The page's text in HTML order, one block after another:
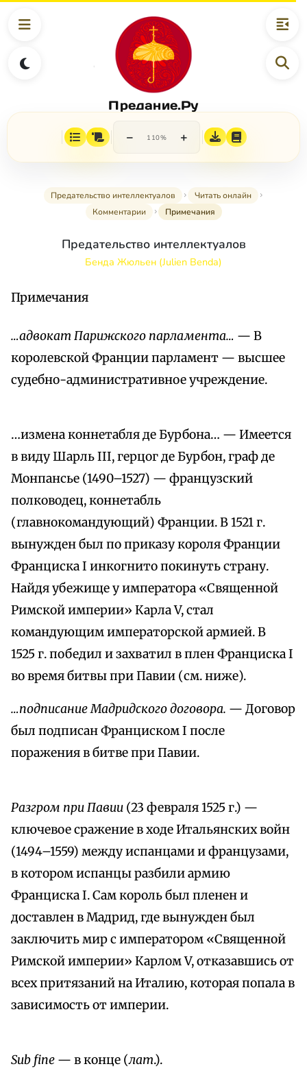
Предание.Ру
− 110% +
Предательство интеллектуалов
Читать онлайн
Комментарии
Примечания
Предательство интеллектуалов
Бенда Жюльен (Julien Benda)
Примечания
…адвокат Парижского парламента… — В
королевской Франции парламент — высшее
судебно-административное учреждение.
…измена коннетабля де Бурбона… — Имеется
в виду Шарль III, герцог де Бурбон, граф де
Монпансье (1490–1527) — французский
полководец, коннетабль
(главнокомандующий) Франции. В 1521 г.
вынужден был по приказу короля Франции
Франциска I инкогнито покинуть страну.
Найдя убежище у императора «Священной
Римской империи» Карла V, стал
командующим императорской армией. В
1525 г. победил и захватил в плен Франциска I
во время битвы при Павии (см. ниже).
…подписание Мадридского договора. — Договор
был подписан Франциском I после
поражения в битве при Павии.
Разгром при Павии (23 февраля 1525 г.) —
ключевое сражение в ходе Итальянских войн
(1494–1559) между испанцами и французами,
в котором испанцы разбили армию
Франциска I. Сам король был пленен и
доставлен в Мадрид, где вынужден был
заключить мир с императором «Священной
Римской империи» Карлом V, отказавшись от
всех притязаний на Италию, которая попала в
зависимость от империи.
Sub fine — в конце (лат.).